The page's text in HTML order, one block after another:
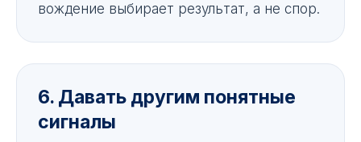
вождение выбирает результат, а не спор.
6. Давать другим понятные
сигналы